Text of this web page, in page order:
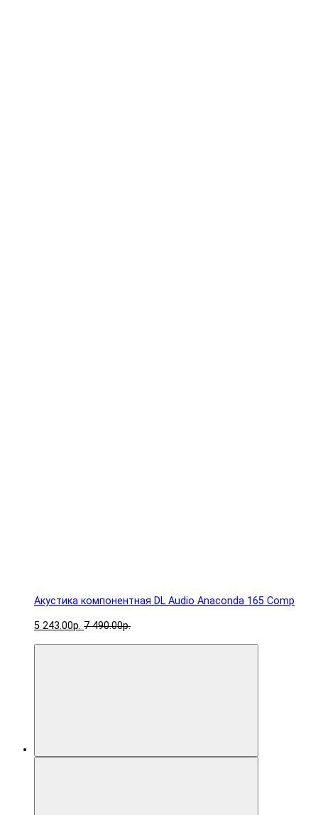
Акустика компонентная DL Audio Anaconda 165 Comp
5 243.00р. 7 490.00р.